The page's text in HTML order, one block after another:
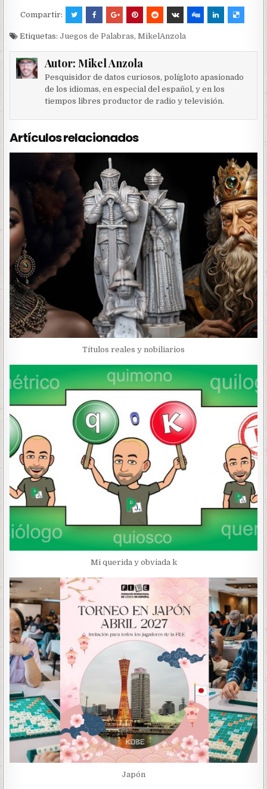
Compartir:
Etiquetas:Juegos de Palabras,MikelAnzola
Autor: Mikel Anzola
Pesquisidor de datos curiosos, polígloto apasionado
de los idiomas, en especial del español, y en los
tiempos libres productor de radio y televisión.
Artículos relacionados
Títulos reales y nobiliarios
Mi querida y obviada k
Japón